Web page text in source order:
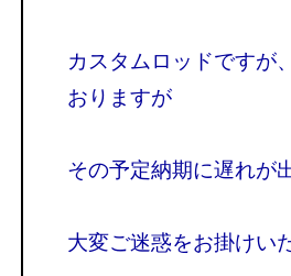
カスタムロッドですが
おりますが
その予定納期に遅れが
大変ご迷惑をお掛けい